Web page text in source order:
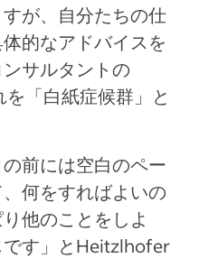
が、自分たちの仕
的なアドバイスを
サルタントの
「白紙症候群」と
の前には空白のペー
何をすればよいの
他のことをしよ
です」とHeitzlhofer